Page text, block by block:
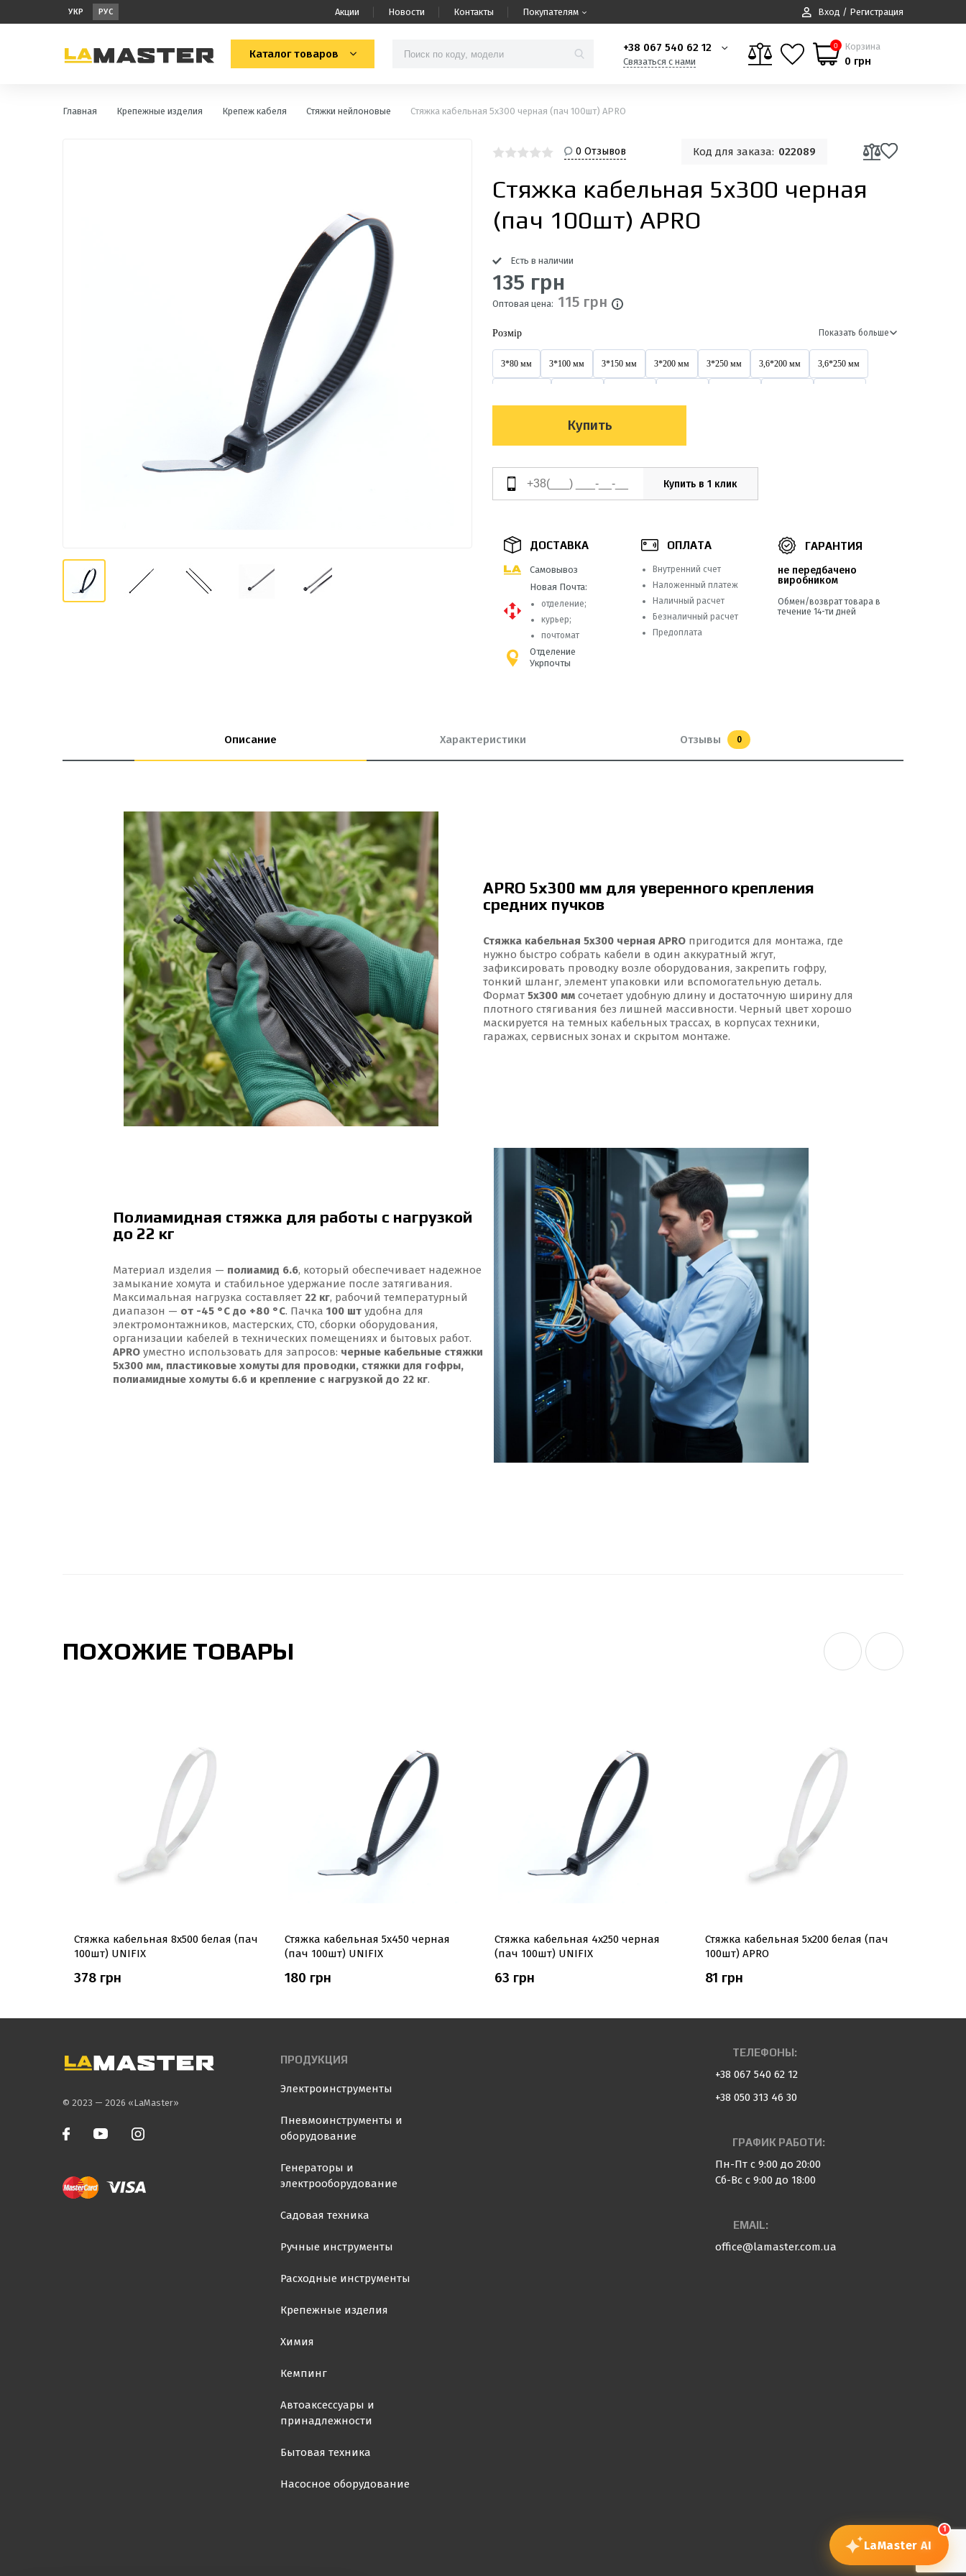
УКР РУС Акции Новости Контакты Покупателям Вход / Регистрация
Каталог товаров
+38 067 540 62 12
Связаться с нами
0 Корзина
0 грн
Главная Крепежные изделия Крепеж кабеля Стяжки нейлоновые Стяжка кабельная 5x300 черная (пач 100шт) APRO
0 Отзывов Код для заказа: 022089
Стяжка кабельная 5x300 черная
(пач 100шт) APRO
Есть в наличии
135 грн
Оптовая цена: 115 грн
Розмір Показать больше
3*80 мм 3*100 мм 3*150 мм 3*200 мм 3*250 мм 3,6*200 мм 3,6*250 мм
4*350 мм 4*370 мм
5*350 мм 5*400 мм 5*500 мм
8*400 мм 8х400 мм
9*650 мм 9*1000 мм
Купить
Купить в 1 клик
ДОСТАВКА
Самовывоз
Новая Почта:
отделение;
курьер;
почтомат
Отделение
Укрпочты
ОПЛАТА
Внутренний счет
Наложенный платеж
Наличный расчет
Безналичный расчет
Предоплата
ГАРАНТИЯ
не передбачено
виробником
Обмен/возврат товара в
течение 14-ти дней
Описание Характеристики Отзывы 0
APRO 5x300 мм для уверенного крепления
средних пучков
Стяжка кабельная 5x300 черная APRO пригодится для монтажа, где
нужно быстро собрать кабели в один аккуратный жгут,
зафиксировать проводку возле оборудования, закрепить гофру,
тонкий шланг, элемент упаковки или вспомогательную деталь.
Формат 5x300 мм сочетает удобную длину и достаточную ширину для
плотного стягивания без лишней массивности. Черный цвет хорошо
маскируется на темных кабельных трассах, в корпусах техники,
гаражах, сервисных зонах и скрытом монтаже.
Полиамидная стяжка для работы с нагрузкой
до 22 кг
Материал изделия — полиамид 6.6, который обеспечивает надежное
замыкание хомута и стабильное удержание после затягивания.
Максимальная нагрузка составляет 22 кг, рабочий температурный
диапазон — от -45 °С до +80 °С. Пачка 100 шт удобна для
электромонтажников, мастерских, СТО, сборки оборудования,
организации кабелей в технических помещениях и бытовых работ.
APRO уместно использовать для запросов: черные кабельные стяжки
5x300 мм, пластиковые хомуты для проводки, стяжки для гофры,
полиамидные хомуты 6.6 и крепление с нагрузкой до 22 кг.
ПОХОЖИЕ ТОВАРЫ
Стяжка кабельная 8х500 белая (пач
100шт) UNIFIX
378 грн
Стяжка кабельная 5х450 ​​черная
(пач 100шт) UNIFIX
180 грн
Стяжка кабельная 4х250 черная
(пач 100шт) UNIFIX
63 грн
Стяжка кабельная 5x200 белая (пач
100шт) APRO
81 грн
© 2023 — 2026 «LaMaster»
ПРОДУКЦИЯ
Электроинструменты
Пневмоинструменты и
оборудование
Генераторы и
электрооборудование
Садовая техника
Ручные инструменты
Расходные инструменты
Крепежные изделия
Химия
Кемпинг
Автоаксессуары и
принадлежности
Бытовая техника
Насосное оборудование
ТЕЛЕФОНЫ:
+38 067 540 62 12
+38 050 313 46 30
ГРАФИК РАБОТИ:
Пн-Пт с 9:00 до 20:00
Сб-Вс с 9:00 до 18:00
EMAIL:
office@lamaster.com.ua
1
LaMaster AI